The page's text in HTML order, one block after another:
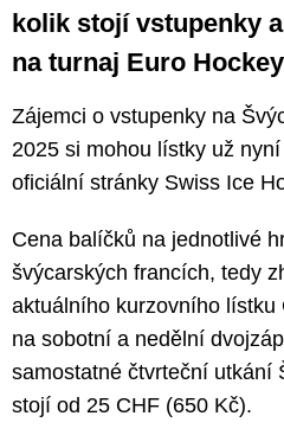
kolik stojí vstupenky
na turnaj Euro
Zájemci o vstupenky na
2025 si mohou lístky už nyní
oficiální stránky Swiss Ice
Cena balíčků na jednotlivé
švýcarských francích, tedy
aktuálního kurzovního lístku
na sobotní a nedělní
samostatné čtvrteční utkání
stojí od 25 CHF (650 Kč).